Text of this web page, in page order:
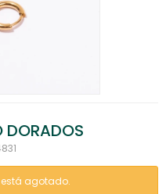
DORADOS
agotado.